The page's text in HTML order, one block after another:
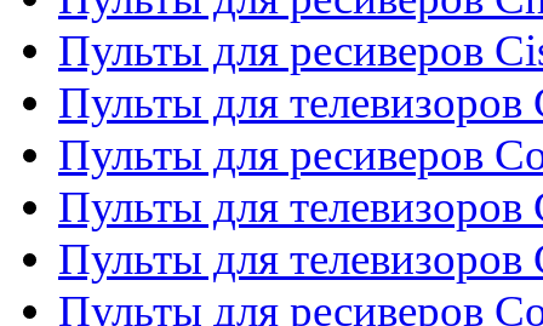
Пульты для ресиверов
Пульты для телевизоров
Пульты для ресиверов
Пульты для телевизоров
Пульты для телевизоров
Пульты для ресиверов